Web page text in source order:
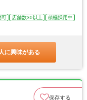
店舗数30以上
積極採用中
に興味がある
保存する